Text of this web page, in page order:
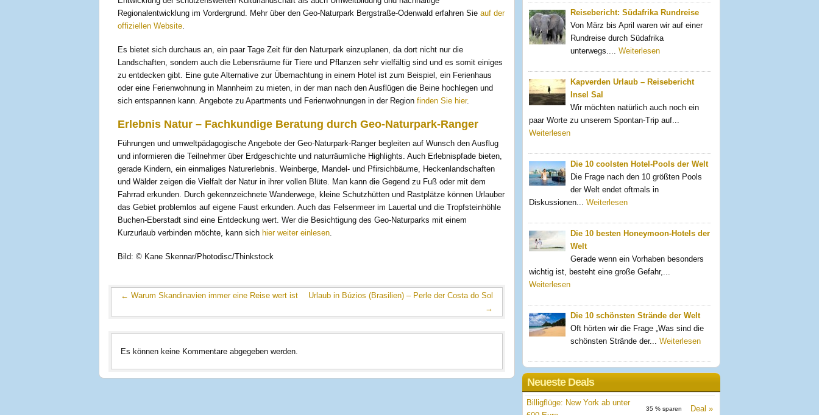
Regionalentwicklung im Vordergrund. Mehr über den Geo-Naturpark Bergstraße-Odenwald erfahren Sie auf der
offiziellen Website.
Es bietet sich durchaus an, ein paar Tage Zeit für den Naturpark einzuplanen, da dort nicht nur die
Landschaften, sondern auch die Lebensräume für Tiere und Pflanzen sehr vielfältig sind und es somit einiges
zu entdecken gibt. Eine gute Alternative zur Übernachtung in einem Hotel ist zum Beispiel, ein Ferienhaus
oder eine Ferienwohnung in Mannheim zu mieten, in der man nach den Ausflügen die Beine hochlegen und
sich entspannen kann. Angebote zu Apartments und Ferienwohnungen in der Region finden Sie hier.
Erlebnis Natur – Fachkundige Beratung durch Geo-Naturpark-Ranger
Führungen und umweltpädagogische Angebote der Geo-Naturpark-Ranger begleiten auf Wunsch den Ausflug
und informieren die Teilnehmer über Erdgeschichte und naturräumliche Highlights. Auch Erlebnispfade bieten,
gerade Kindern, ein einmaliges Naturerlebnis. Weinberge, Mandel- und Pfirsichbäume, Heckenlandschaften
und Wälder zeigen die Vielfalt der Natur in ihrer vollen Blüte. Man kann die Gegend zu Fuß oder mit dem
Fahrrad erkunden. Durch gekennzeichnete Wanderwege, kleine Schutzhütten und Rastplätze können Urlauber
das Gebiet problemlos auf eigene Faust erkunden. Auch das Felsenmeer im Lauertal und die Tropfsteinhöhle
Buchen-Eberstadt sind eine Entdeckung wert. Wer die Besichtigung des Geo-Naturparks mit einem
Kurzurlaub verbinden möchte, kann sich hier weiter einlesen.
Bild: © Kane Skennar/Photodisc/Thinkstock
← Warum Skandinavien immer eine Reise wert ist
Urlaub in Búzios (Brasilien) – Perle der Costa do Sol
→
Es können keine Kommentare abgegeben werden.
Reisebericht: Südafrika Rundreise
Von März bis April waren wir auf einer
Rundreise durch Südafrika
unterwegs.... Weiterlesen
Kapverden Urlaub – Reisebericht
Insel Sal
Wir möchten natürlich auch noch ein
paar Worte zu unserem Spontan-Trip auf...
Weiterlesen
Die 10 coolsten Hotel-Pools der Welt
Die Frage nach den 10 größten Pools
der Welt endet oftmals in
Diskussionen... Weiterlesen
Die 10 besten Honeymoon-Hotels der
Welt
Gerade wenn ein Vorhaben besonders
wichtig ist, besteht eine große Gefahr,...
Weiterlesen
Die 10 schönsten Strände der Welt
Oft hörten wir die Frage „Was sind die
schönsten Strände der... Weiterlesen
Neueste Deals
Billigflüge: New York ab unter
35 % sparen Deal